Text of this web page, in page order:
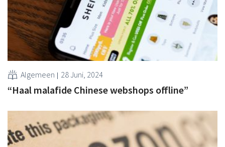
Algemeen 28 Juni, 2024
“Haal malafide Chinese webshops offline”